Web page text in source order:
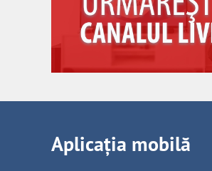
Aplicația mobilă